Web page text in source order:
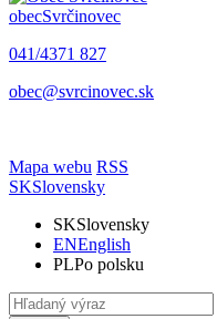
obecSvrčinovec
041/4371 827
obec@svrcinovec.sk
Mapa webu RSS
SKSlovensky
SKSlovensky
ENEnglish
PLPo polsku